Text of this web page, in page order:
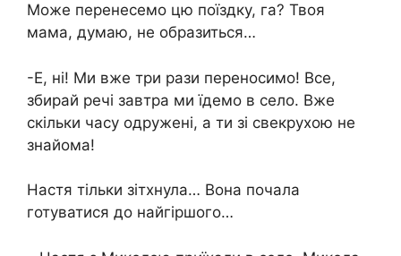
Може перенесемо цю поїздку, га? Твоя
мама, думаю, не образиться…
-Е, ні! Ми вже три рази переносимо! Все,
збирай речі завтра ми їдемо в село. Вже
скільки часу одружені, а ти зі свекрухою не
знайома!
Настя тільки зітхнула… Вона почала
готуватися до найгіршого…